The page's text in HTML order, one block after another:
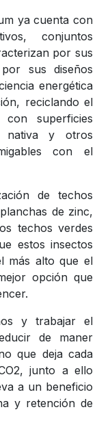
ya cuenta con
conjuntos
por sus
sus diseños
energética
reciclando el
superficies
nativa y otros
con el
de techos
de zinc,
techos verdes
estos insectos
más alto que el
opción que
y trabajar el
de maner
que deja cada
junto a ello
a un beneficio
y retención de